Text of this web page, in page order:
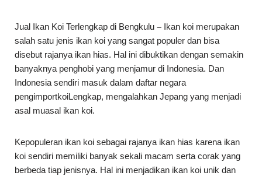
Jual Ikan Koi Terlengkap di Bengkulu – Ikan koi merupakan
salah satu jenis ikan koi yang sangat populer dan bisa
disebut rajanya ikan hias. Hal ini dibuktikan dengan semakin
banyaknya penghobi yang menjamur di Indonesia. Dan
Indonesia sendiri masuk dalam daftar negara
pengimportkoiLengkap, mengalahkan Jepang yang menjadi
asal muasal ikan koi.
Kepopuleran ikan koi sebagai rajanya ikan hias karena ikan
koi sendiri memiliki banyak sekali macam serta corak yang
berbeda tiap jenisnya. Hal ini menjadikan ikan koi unik dan